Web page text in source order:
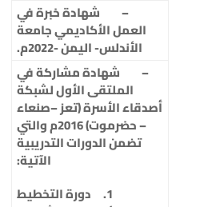
– شهادة خبرة في
العمل الأكاديمي جامعة
الأندلس- اليمن -2022م.
– شهادة مشاركة في
الملتقى الأول لشبكة
أصدقاء الأسرة (تعز –صنعاء
– حضرموت) 2016م والتي
تضمن الدورات التدريبية
الآتية:
1. دورة التخطيط